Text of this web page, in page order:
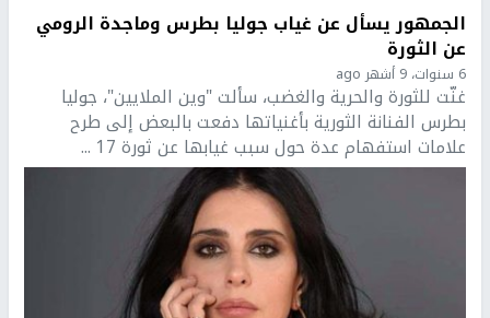
الجمهور يسأل عن غياب جوليا بطرس وماجدة الرومي
عن الثورة
6 سنوات، 9 أشهر ago
غنّت للثورة والحرية والغضب، سألت "وين الملايين"، جوليا
بطرس الفنانة الثورية بأغنياتها دفعت بالبعض إلى طرح
علامات استفهام عدة حول سبب غيابها عن ثورة 17 ...